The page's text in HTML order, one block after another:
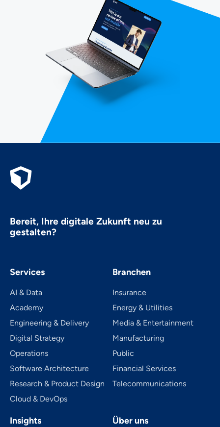
Bereit, Ihre digitale Zukunft neu zu
gestalten?
Services
AI & Data
Academy
Engineering & Delivery
Digital Strategy
Operations
Software Architecture
Research & Product Design
Cloud & DevOps
Branchen
Insurance
Energy & Utilities
Media & Entertainment
Manufacturing
Public
Financial Services
Telecom­mu­ni­ca­tions
Insights Über uns